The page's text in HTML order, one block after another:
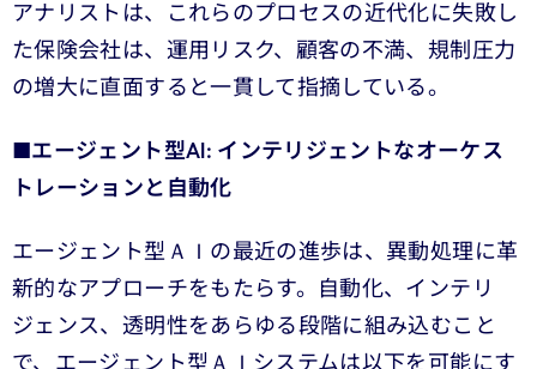
アナリストは、これらのプロセスの近代化に失敗し
た保険会社は、運用リスク、顧客の不満、規制圧力
の増大に直面すると一貫して指摘している。
エージェント型AI: インテリジェントなオーケス
トレーションと自動化
エージェント型ＡＩの最近の進歩は、異動処理に革
新的なアプローチをもたらす。自動化、インテリ
ジェンス、透明性をあらゆる段階に組み込むこと
で、エージェント型ＡＩシステムは以下を可能にす